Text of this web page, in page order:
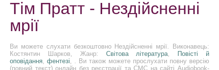
Тім Пратт - Нездійсненні
мрії
Ви можете слухати безкоштовно Нездійсненні мрії. Виконавець:
Костянтин Шарков, Жанр: Світова література,
Повісті й
оповідання, фентезі, . Ви також можете прослухати повну версію
(повний текст) онлайн без реєстрації та СМС на сайті Audiobook-